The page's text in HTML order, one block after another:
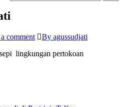
comment
By agussudjati
lingkungan pertokoan